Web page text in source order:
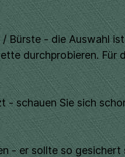
/ Bürste - die Auswahl
durchprobieren. Für
- schauen Sie sich
- er sollte so gesichert